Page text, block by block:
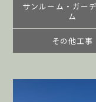
サンルーム・ガー
ム
その他工事